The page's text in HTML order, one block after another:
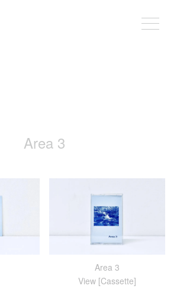
Area 3
Area 3
View [Cassette]